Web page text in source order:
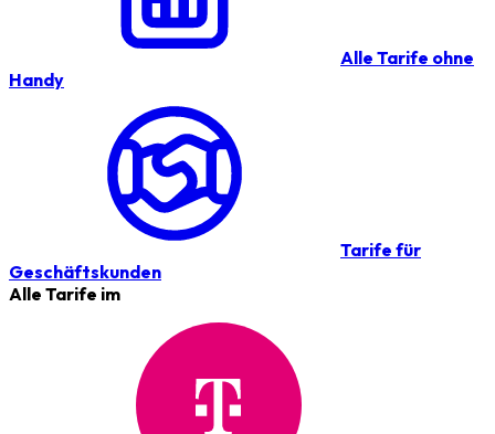
Alle Tarife ohne
Handy
Tarife für
Geschäftskunden
Alle Tarife im